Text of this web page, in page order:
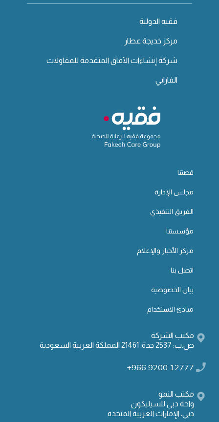
فقيه الدولية
مركز خديجة عطار
شركة إنشاءات الآفاق المتقدمة للمقاولات
الفارابي
قصتنا
مجلس الإدارة
الفريق التنفيذي
مؤسستنا
مركز الأخبار والإعلام
اتصل بنا
بيان الخصوصية
مبادئ الاستخدام
مكتب الشركة
ص.ب: 2537 جدة: 21461 المملكة العربية السعودية
+966 9200 12777
مكتب النمو
واحة دبي للسيليكون
دبي، الإمارات العربية المتحدة